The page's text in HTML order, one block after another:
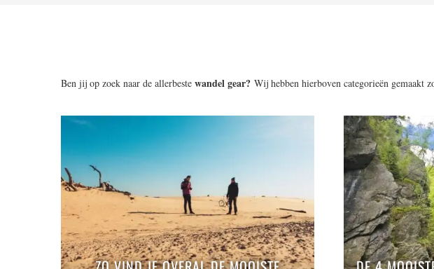
Ben jij op zoek naar de allerbeste wandel gear? Wij hebben hierboven categorieën gemaakt